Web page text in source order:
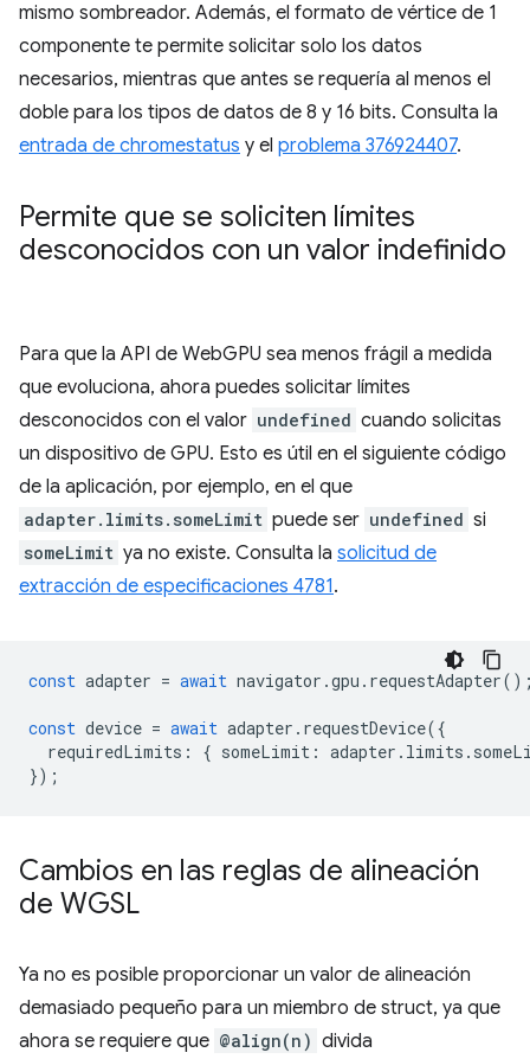
mismo sombreador. Además, el formato de vértice de 1
componente te permite solicitar solo los datos
necesarios, mientras que antes se requería al menos el
doble para los tipos de datos de 8 y 16 bits. Consulta la
entrada de chromestatus y el problema 376924407.
Permite que se soliciten límites
desconocidos con un valor indefinido
Para que la API de WebGPU sea menos frágil a medida
que evoluciona, ahora puedes solicitar límites
desconocidos con el valor undefined cuando solicitas
un dispositivo de GPU. Esto es útil en el siguiente código
de la aplicación, por ejemplo, en el que
adapter.limits.someLimit puede ser undefined si
someLimit ya no existe. Consulta la solicitud de
extracción de especificaciones 4781.
const adapter = await navigator .gpu . requestAdapter
const device = await adapter . requestDevice({
requiredLimits : { someLimit : adapter . limits .
});
Cambios en las reglas de alineación
de WGSL
Ya no es posible proporcionar un valor de alineación
demasiado pequeño para un miembro de struct, ya que
ahora se requiere que @align(n) divida